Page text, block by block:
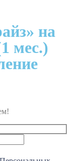
на
мес.)